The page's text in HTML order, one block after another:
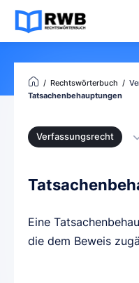
Rechtswörterbuch
Tatsachenbehauptungen
Verfassungsrecht
Eine
die dem Beweis